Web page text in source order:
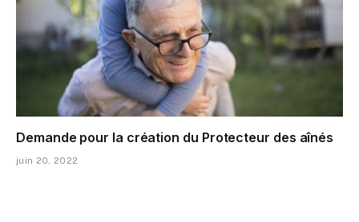
Demande pour la création du Protecteur des aînés
juin 20, 2022